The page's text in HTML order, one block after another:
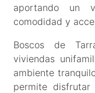
aportando un
comodidad y
Boscos de
viviendas
ambiente
permite